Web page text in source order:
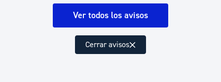
Ver todos los avisos
Cerrar avisos